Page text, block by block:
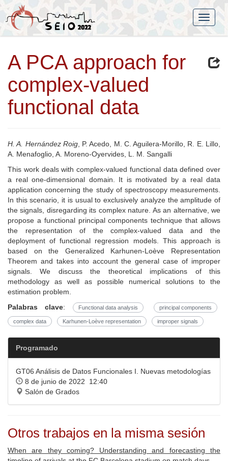
A PCA approach for
complex-valued
functional data
H. A. Hernández Roig, P. Acedo, M. C. Aguilera-Morillo, R. E. Lillo,
A. Menafoglio, A. Moreno-Oyervides, L. M. Sangalli
This work deals with complex-valued functional data defined over
a real one-dimensional domain. It is motivated by a real data
application concerning the study of spectroscopy measurements.
In this scenario, it is usual to exclusively analyze the amplitude of
the signals, disregarding its complex nature. As an alternative, we
propose a functional principal components technique that allows
the representation of the complex-valued data and the
deployment of functional regression models. This approach is
based on the Generalized Karhunen-Loève Representation
Theorem and takes into account the general case of improper
signals. We discuss the theoretical implications of this
methodology as well as possible numerical solutions to the
estimation problem.
Palabras clave: Functional data analysis principal components
complex data Karhunen-Loève representation improper signals
Programado
GT06 Análisis de Datos Funcionales I. Nuevas metodologías
8 de junio de 2022 12:40
Salón de Grados
Otros trabajos en la misma sesión
When are they coming? Understanding and forecasting the